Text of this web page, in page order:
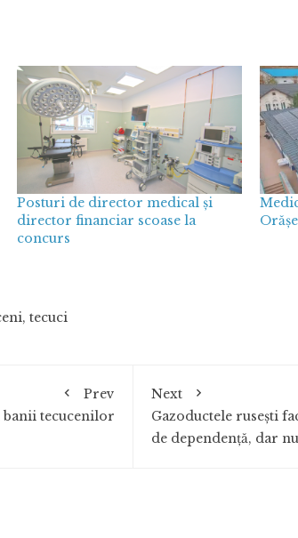
Posturi de director medical și
director financiar scoase la
concurs
, tecuci
Prev
tecucenilor
Next
Gazoductele rusești
de dependență, dar